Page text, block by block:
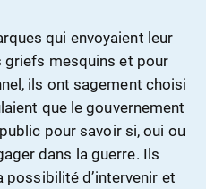
qui envoyaient leur
griefs mesquins et pour
ils ont sagement choisi
que le gouvernement
pour savoir si, oui ou
dans la guerre. Ils
possibilité d’intervenir et